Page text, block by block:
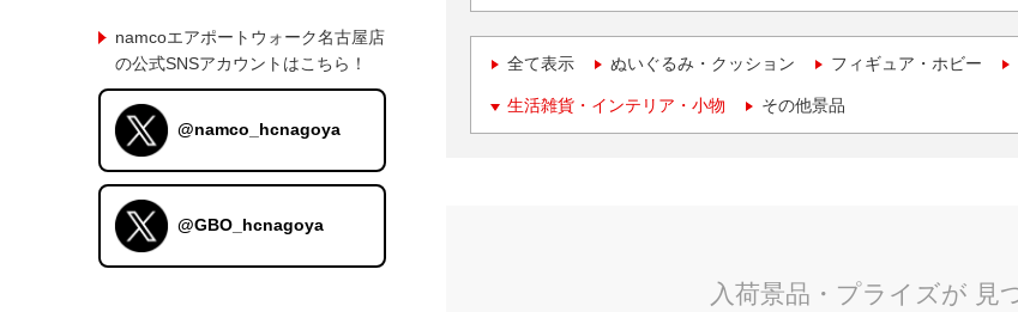
全て表示 ぬいぐるみ・クッション フィギュア・ホビー
生活雑貨・インテリア・小物 その他景品
namcoエアポートウォーク名古屋店
の公式SNSアカウントはこちら！
@namco_hcnagoya
@GBO_hcnagoya